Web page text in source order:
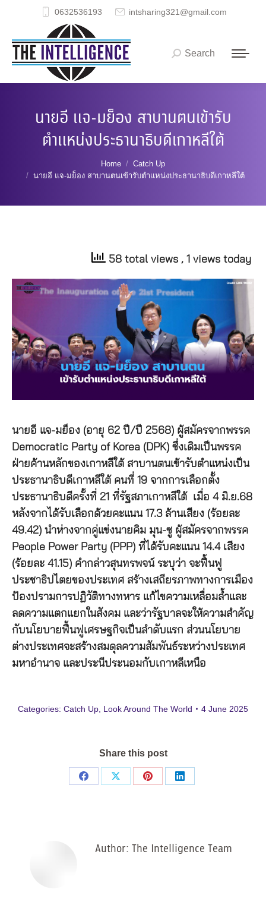
0632536193 intsharing321@gmail.com
Search:
Search
นายอี แจ-มย็อง สาบานตนเข้ารับ
ตำแหน่งประธานาธิบดีเกาหลีใต้
Home
Catch Up
นายอี แจ-มย็อง สาบานตนเข้ารับตำแหน่งประธานาธิบดีเกาหลีใต้
58 total views , 1 views today
นายอี แจ-มย็อง (อายุ 62 ปี/ปี 2568) ผู้สมัครจากพรรค
Democratic Party of Korea (DPK) ซึ่งเดิมเป็นพรรค
ฝ่ายค้านหลักของเกาหลีใต้ สาบานตนเข้ารับตำแหน่งเป็น
ประธานาธิบดีเกาหลีใต้ คนที่ 19 จากการเลือกตั้ง
ประธานาธิบดีครั้งที่ 21 ที่รัฐสภาเกาหลีใต้ เมื่อ 4 มิ.ย.68
หลังจากได้รับเลือกด้วยคะแนน 17.3 ล้านเสียง (ร้อยละ
49.42) นำห่างจากคู่แข่งนายคิม มุน-ซู ผู้สมัครจากพรรค
People Power Party (PPP) ที่ได้รับคะแนน 14.4 เสียง
(ร้อยละ 41.15) คำกล่าวสุนทรพจน์ ระบุว่า จะฟื้นฟู
ประชาธิปไตยของประเทศ สร้างเสถียรภาพทางการเมือง
ป้องปรามการปฏิวัติทางทหาร แก้ไขความเหลื่อมล้ำและ
ลดความแตกแยกในสังคม และว่ารัฐบาลจะให้ความสำคัญ
กับนโยบายฟื้นฟูเศรษฐกิจเป็นลำดับแรก ส่วนนโยบาย
ต่างประเทศจะสร้างสมดุลความสัมพันธ์ระหว่างประเทศ
มหาอำนาจ และประนีประนอมกับเกาหลีเหนือ
Categories: Catch Up Look Around The World 4 June 2025
Share this post
Share
Share
Share
Share
Author: The Intelligence Team